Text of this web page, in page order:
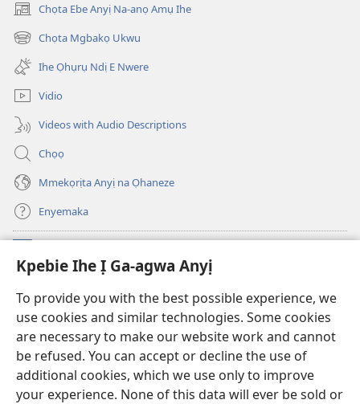
Kpebie Ihe Ị Ga-agwa Anyị
To provide you with the best possible experience, we
use cookies and similar technologies. Some cookies
are necessary to make our website work and cannot
be refused. You can accept or decline the use of
additional cookies, which we use only to improve
your experience. None of this data will ever be sold or
Chọta Ebe Anyị Na-anọ Amụ Ihe
(ga-
emepere
gị
ebe
ọzọ
ị
anọ
gụọ
ya)
Chọta Mgbakọ Ukwu
(ga-
emepere
gị
ebe
ọzọ
ị
ga-
anọ
ya)
Ihe Ọhụrụ Ndị E Nwere
Vidio
Videos with Audio Descriptions
Chọọ
Mmekọrịta Anyị na Ọhaneze
Enyemaka
(ga-
emepere
ebe
ọzọ
ga-
anọ
gụọ
ya)
Ọ́bá Akwụkwọ Anyị NKE DỊ N’ỊNTANET™
(ga-
emepere
gị
ebe
ọzọ
ga-
JW Hub
(ga-
emepere
gị
ọzọ
Ọ́bá Akwụkwọ Watchtower